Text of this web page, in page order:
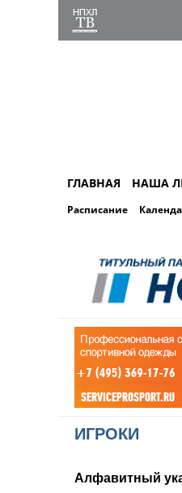
ГЛАВНАЯ НАША
Расписание
ИГРОКИ
Алфавитный